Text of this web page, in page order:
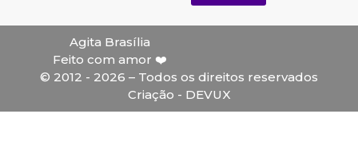
Agita Brasília
Feito com amor ❤️
© 2012 - 2026 – Todos os direitos reservados
Criação - DEVUX